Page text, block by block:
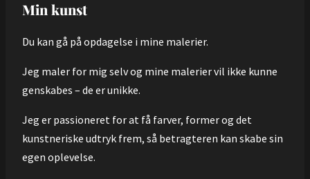
Min kunst
Du kan gå på opdagelse i mine malerier.
Jeg maler for mig selv og mine malerier vil ikke kunne
genskabes – de er unikke.
Jeg er passioneret for at få farver, former og det
kunstneriske udtryk frem, så betragteren kan skabe sin
egen oplevelse.